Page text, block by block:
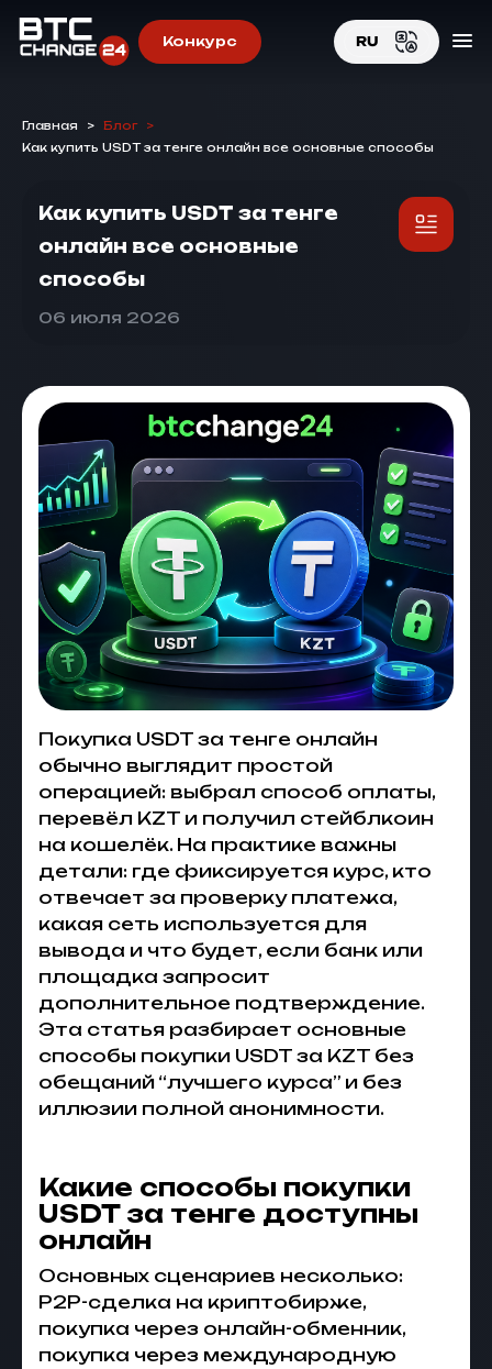
Конкурс RU
RU
Главная > Блог
>
Как купить USDT за тенге онлайн все основные способы
Как купить USDT за тенге
онлайн все основные
способы
06 июля 2026
Покупка USDT за тенге онлайн
обычно выглядит простой
операцией: выбрал способ оплаты,
перевёл KZT и получил стейблкоин
на кошелёк. На практике важны
детали: где фиксируется курс, кто
отвечает за проверку платежа,
какая сеть используется для
вывода и что будет, если банк или
площадка запросит
дополнительное подтверждение.
Эта статья разбирает основные
способы покупки USDT за KZT без
обещаний “лучшего курса” и без
иллюзии полной анонимности.
Какие способы покупки
USDT за тенге доступны
онлайн
Основных сценариев несколько:
P2P-сделка на криптобирже,
покупка через онлайн-обменник,
покупка через международную